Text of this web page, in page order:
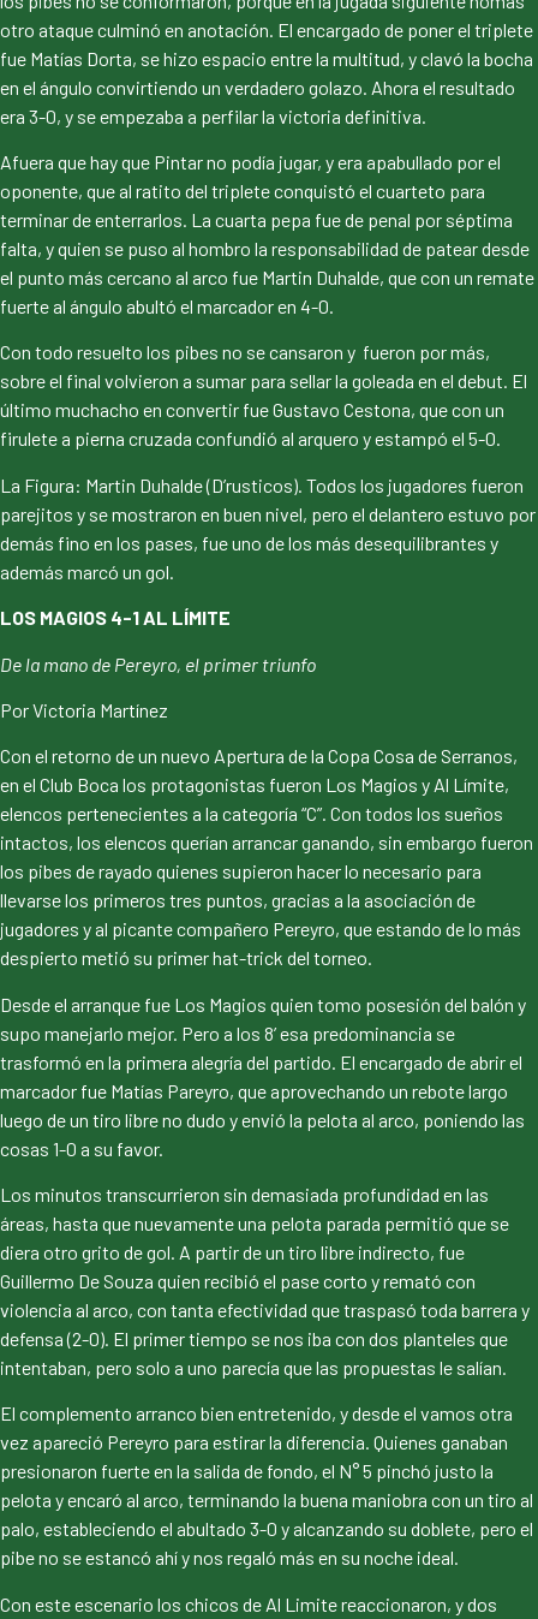
otro ataque culminó en anotación. El encargado de poner el triplete
fue Matías Dorta, se hizo espacio entre la multitud, y clavó la bocha
en el ángulo convirtiendo un verdadero golazo. Ahora el resultado
era 3-0, y se empezaba a perfilar la victoria definitiva.
Afuera que hay que Pintar no podía jugar, y era apabullado por el
oponente, que al ratito del triplete conquistó el cuarteto para
terminar de enterrarlos. La cuarta pepa fue de penal por séptima
falta, y quien se puso al hombro la responsabilidad de patear desde
el punto más cercano al arco fue Martin Duhalde, que con un remate
fuerte al ángulo abultó el marcador en 4-0.
Con todo resuelto los pibes no se cansaron y fueron por más,
sobre el final volvieron a sumar para sellar la goleada en el debut. El
último muchacho en convertir fue Gustavo Cestona, que con un
firulete a pierna cruzada confundió al arquero y estampó el 5-0.
La Figura: Martin Duhalde (D’rusticos). Todos los jugadores fueron
parejitos y se mostraron en buen nivel, pero el delantero estuvo por
demás fino en los pases, fue uno de los más desequilibrantes y
además marcó un gol.
LOS MAGIOS 4-1 AL LÍMITE
De la mano de Pereyro, el primer triunfo
Por Victoria Martínez
Con el retorno de un nuevo Apertura de la Copa Cosa de Serranos,
en el Club Boca los protagonistas fueron Los Magios y Al Límite,
elencos pertenecientes a la categoría “C”. Con todos los sueños
intactos, los elencos querían arrancar ganando, sin embargo fueron
los pibes de rayado quienes supieron hacer lo necesario para
llevarse los primeros tres puntos, gracias a la asociación de
jugadores y al picante compañero Pereyro, que estando de lo más
despierto metió su primer hat-trick del torneo.
Desde el arranque fue Los Magios quien tomo posesión del balón y
supo manejarlo mejor. Pero a los 8’ esa predominancia se
trasformó en la primera alegría del partido. El encargado de abrir el
marcador fue Matías Pareyro, que aprovechando un rebote largo
luego de un tiro libre no dudo y envió la pelota al arco, poniendo las
cosas 1-0 a su favor.
Los minutos transcurrieron sin demasiada profundidad en las
áreas, hasta que nuevamente una pelota parada permitió que se
diera otro grito de gol. A partir de un tiro libre indirecto, fue
Guillermo De Souza quien recibió el pase corto y remató con
violencia al arco, con tanta efectividad que traspasó toda barrera y
defensa (2-0). El primer tiempo se nos iba con dos planteles que
intentaban, pero solo a uno parecía que las propuestas le salían.
El complemento arranco bien entretenido, y desde el vamos otra
vez apareció Pereyro para estirar la diferencia. Quienes ganaban
presionaron fuerte en la salida de fondo, el N° 5 pinchó justo la
pelota y encaró al arco, terminando la buena maniobra con un tiro al
palo, estableciendo el abultado 3-0 y alcanzando su doblete, pero el
pibe no se estancó ahí y nos regaló más en su noche ideal.
Con este escenario los chicos de Al Limite reaccionaron, y dos